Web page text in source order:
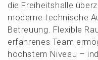
die Freiheits­hal­le
moder­ne techni­sche
Betreu­ung. Flexi­ble
erfah­re­nes Team
höchs­tem Niveau –